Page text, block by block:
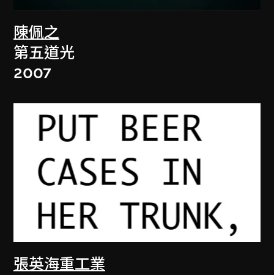
陳佩之
第五道光
2007
張英海重工業